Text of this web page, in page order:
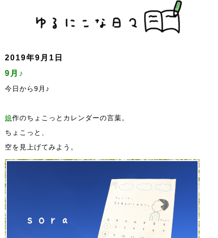
2019年9月1日
9月♪
今日から9月♪
娘作のちょこっとカレンダーの言葉。
ちょこっと、
空を見上げてみよう。